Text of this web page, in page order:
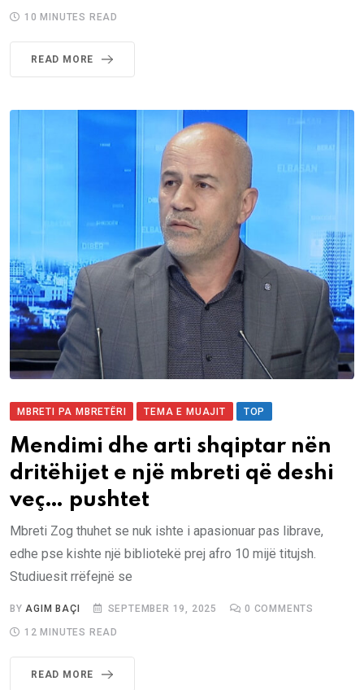
10 MINUTES READ
READ MORE
MBRETI PA MBRETËRI TEMA E MUAJIT TOP
Mendimi dhe arti shqiptar nën
dritëhijet e një mbreti që deshi
veç… pushtet
Mbreti Zog thuhet se nuk ishte i apasionuar pas librave,
edhe pse kishte një bibliotekë prej afro 10 mijë titujsh.
Studiuesit rrëfejnë se
BYAGIM BAÇI SEPTEMBER 19, 2025 0 COMMENTS
12 MINUTES READ
READ MORE